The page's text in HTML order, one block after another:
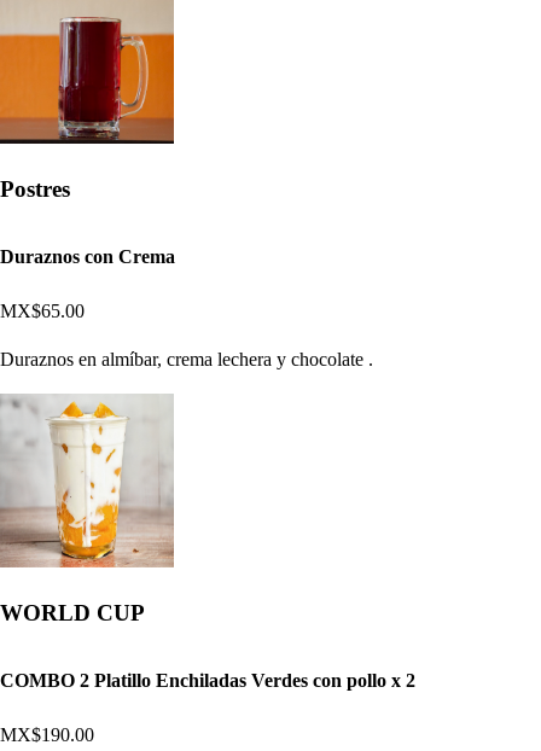
Postres
Duraznos con Crema
MX$65.00
Duraznos en almíbar, crema lechera y chocolate .
WORLD CUP
COMBO 2 Platillo Enchiladas Verdes con pollo x 2
MX$190.00